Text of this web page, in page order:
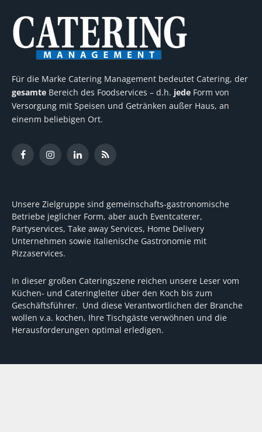
Für die Marke Catering Management bedeutet Catering, der
gesamte Bereich des Foodservices – d.h. jede Form von
Versorgung mit Speisen und Getränken außer Haus, an
einenm beliebigen Ort.
FacebookInstagramLinkedInRSS
Unsere Zielgruppe sind gemeinschafts-gastronomische
Betriebe jeglicher Form, aber auch Eventcaterer,
Partyservices, Take away Services, Home Delivery
Unternehmen sowie italienische Gastronomie mit
Pizzaservices.
In dieser großen Cateringszene reichen unsere Leser vom
Küchen- und Cateringleiter über den Koch bis zum
Geschäftsführer. Und diese Verantwortlichen der Branche
wollen v.a. kochen, Ihre Tischgäste verwöhnen und die
Herausforderungen optimal erledigen.